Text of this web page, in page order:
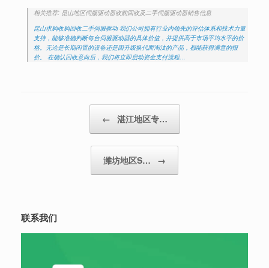
相关推荐: 昆山地区伺服驱动器收购回收及二手伺服驱动器销售信息
昆山求购收购回收二手伺服驱动 我们公司拥有行业内领先的评估体系和技术力量
支持，能够准确判断每台伺服驱动器的具体价值，并提供高于市场平均水平的价
格。无论是长期闲置的设备还是因升级换代而淘汰的产品，都能获得满意的报
价。 在确认回收意向后，我们将立即启动资金支付流程…
← 湛江地区专…
潍坊地区S… →
联系我们